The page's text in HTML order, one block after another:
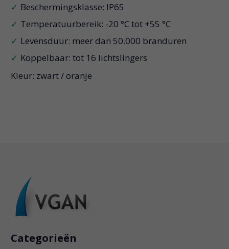
Beschermingsklasse: IP65
Temperatuurbereik: -20 °C tot +55 °C
Levensduur: meer dan 50.000 branduren
Koppelbaar: tot 16 lichtslingers
Kleur: zwart / oranje
Categorieën